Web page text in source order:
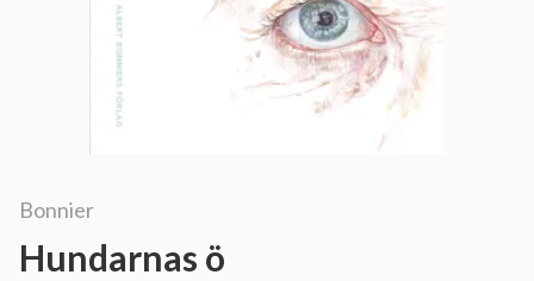
Bonnier
Hundarnas ö